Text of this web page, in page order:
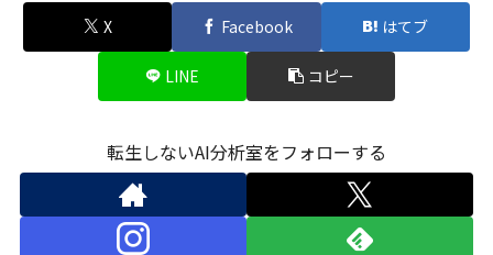
X Facebook はてブ
LINE コピー
転生しないAI分析室をフォローする